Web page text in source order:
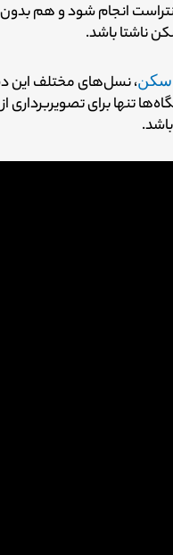
انجام شود و هم بدون
ناشتا باشد.
، نسل‌های مختلف این
تنها برای